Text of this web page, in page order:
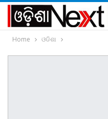
Home ଓଡିଶା